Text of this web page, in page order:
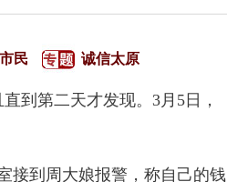
民 诚信太原
第二天才发现。3月5日，
到周大娘报警，称自己的钱